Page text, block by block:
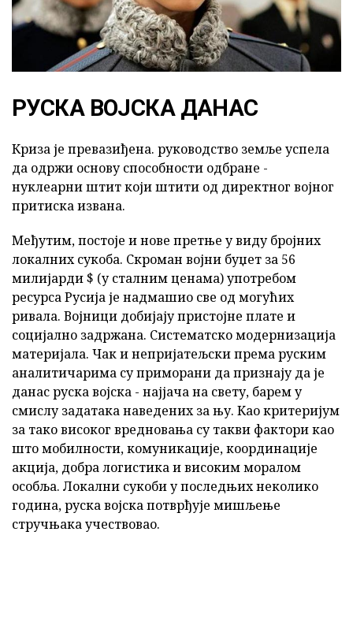
РУСКА ВОЈСКА ДАНАС
Криза је превазиђена. руководство земље успела
да одржи основу способности одбране -
нуклеарни штит који штити од директног војног
притиска извана.
Међутим, постоје и нове претње у виду бројних
локалних сукоба. Скроман војни буџет за 56
милијарди $ (у сталним ценама) употребом
ресурса Русија је надмашио све од могућих
ривала. Војници добијају пристојне плате и
социјално задржана. Систематско модернизација
материјала. Чак и непријатељски према руским
аналитичарима су приморани да признају да је
данас руска војска - најјача на свету, барем у
смислу задатака наведених за њу. Као критеријум
за тако високог вредновања су такви фактори као
што мобилности, комуникације, координације
акција, добра логистика и високим моралом
особља. Локални сукоби у последњих неколико
година, руска војска потврђује мишљење
стручњака учествовао.